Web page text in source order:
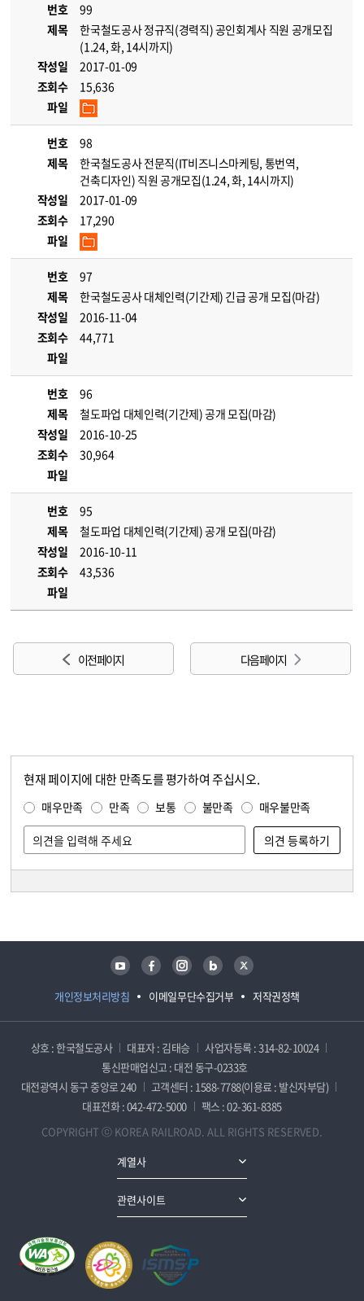
번호
99
제목
한국철도공사 정규직(경력직) 공인회계사 직원 공개모집
(1.24, 화, 14시까지)
작성일
2017-01-09
조회수
15,636
파일
번호
98
제목
한국철도공사 전문직(IT비즈니스마케팅, 통번역,
건축디자인) 직원 공개모집(1.24, 화, 14시까지)
작성일
2017-01-09
조회수
17,290
파일
번호
97
제목
한국철도공사 대체인력(기간제) 긴급 공개 모집(마감)
작성일
2016-11-04
조회수
44,771
파일
번호
96
제목
철도파업 대체인력(기간제) 공개 모집(마감)
작성일
2016-10-25
조회수
30,964
파일
번호
95
제목
철도파업 대체인력(기간제) 공개 모집(마감)
작성일
2016-10-11
조회수
43,536
파일
이전 페이지 다음 페이지
현재 페이지에 대한 만족도를 평가하여 주십시오.
매우만족 만족 보통 불만족 매우불만족
개인정보처리방침 이메일무단수집거부 저작권정책
유튜브 페이스북 인스타그램 블로그 트위터
상호 : 한국철도공사 대표자 : 김태승
사업자등록 : 314-82-10024
통신판매업신고 : 대전 동구-0233호
대전광역시 동구 중앙로 240
고객센터 : 1588-7788(이용료 : 발신자부담)
대표전화 : 042-472-5000
팩스 : 02-361-8385
COPYRIGHT ⓒ KOREA RAILROAD. ALL RIGHTS RESERVED.
계열사
관련사이트